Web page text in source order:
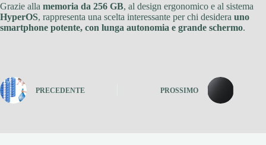
Grazie alla memoria da 256 GB, al design ergonomico e al sistema
HyperOS, rappresenta una scelta interessante per chi desidera uno
smartphone potente, con lunga autonomia e grande schermo.
PRECEDENTE PROSSIMO